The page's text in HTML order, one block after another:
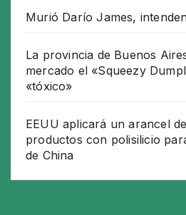
Murió Darío James,
La provincia de Buenos
mercado el «Squeezy
«tóxico»
EEUU aplicará un arancel
productos con polisilicio
de China